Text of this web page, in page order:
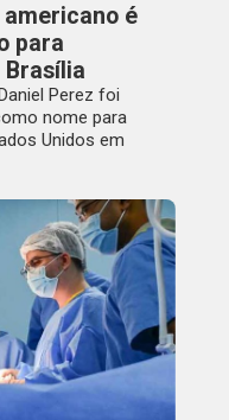
americano é
para
Brasília
Perez foi
nome para
Unidos em